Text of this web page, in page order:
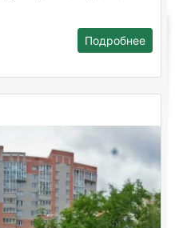
Подробнее